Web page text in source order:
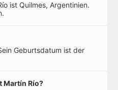
ist Quilmes, Argentinien.
Geburtsdatum ist der
Martín Río?